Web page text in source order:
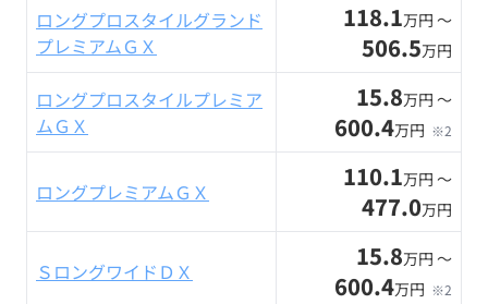
ロングプロスタイルグランド
プレミアムＧＸ
118.1万円 〜
506.5万円
ロングプロスタイルプレミア
ムＧＸ
15.8万円 〜
600.4万円 ※2
ロングプレミアムＧＸ 110.1万円 〜
477.0万円
ＳロングワイドＤＸ 15.8万円 〜
600.4万円 ※2